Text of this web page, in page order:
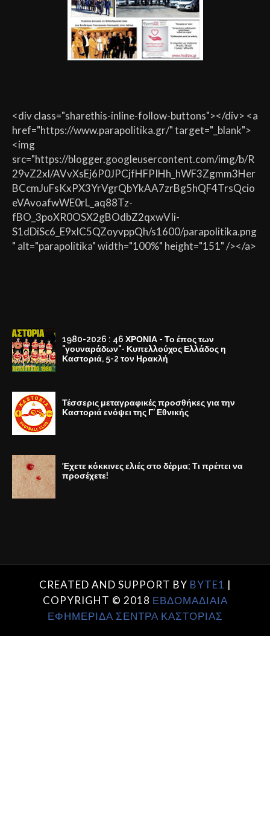
<div class="sharethis-inline-follow-buttons"></div> <a
href="https://www.parapolitika.gr/" target="_blank">
<img
src="https://blogger.googleusercontent.com/img/b/R
29vZ2xl/AVvXsEj6P0JPCjfHFPIHh_hWF3Zgmm3Her
BCcmJuFsKxPX3YrVgrQbYkAA7zrBg5hQF4TrsQcio
eVAvoafwWE0rL_aq88Tz-
fBO_3poXR0OSX2gBOdbZ2qxwVIi-
S1dDiSc6_E9xlC5QZoyvppQh/s1600/parapolitika.png
" alt="parapolitika" width="100%" height="151" /></a>
1980-2026 : 46 ΧΡΟΝΙΑ - Το έπος των
"γουναράδων"- Κυπελλούχος Ελλάδος η
Καστοριά, 5-2 τον Ηρακλή
Τέσσερις μεταγραφικές προσθήκες για την
Καστοριά ενόψει της Γ' Εθνικής
Έχετε κόκκινες ελιές στο δέρμα; Τι πρέπει να
προσέχετε!
CREATED AND SUPPORT BY BYTE1 |
COPYRIGHT © 2018 ΕΒΔΟΜΑΔΙΑΙΑ
ΕΦΗΜΕΡΙΔΑ ΣΕΝΤΡΑ ΚΑΣΤΟΡΙΑΣ